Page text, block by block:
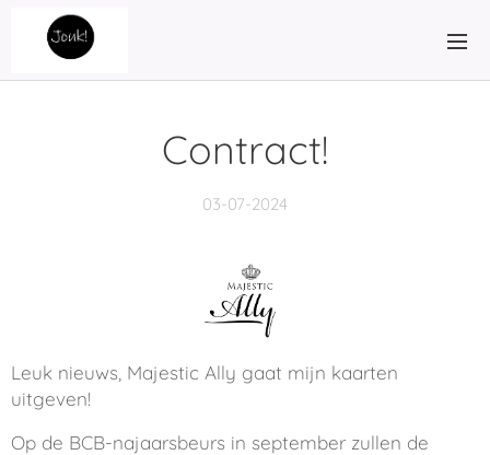
Contract!
03-07-2024
Leuk nieuws, Majestic Ally gaat mijn kaarten
uitgeven!
Op de BCB-najaarsbeurs in september zullen de